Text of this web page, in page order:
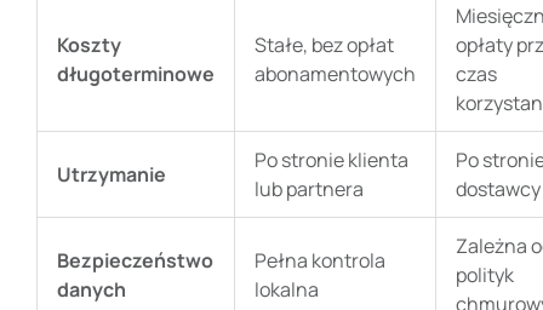
Koszty
długoterminowe
Stałe, bez opłat
abonamentowych
opłaty
czas
Utrzymanie
Po stronie klienta
lub partnera
Po
dostawcy
Bezpieczeństwo
danych
Pełna kontrola
lokalna
Zależna
polityk